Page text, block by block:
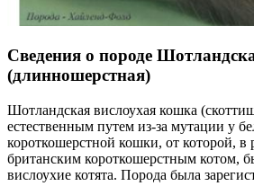
Сведения о породе
(длинношерстная)
Шотландская вислоухая кошка
естественным путем из-за мутации у
короткошерстной кошки, от которой, в
британским короткошерстным котом,
вислоухие котята. Порода была